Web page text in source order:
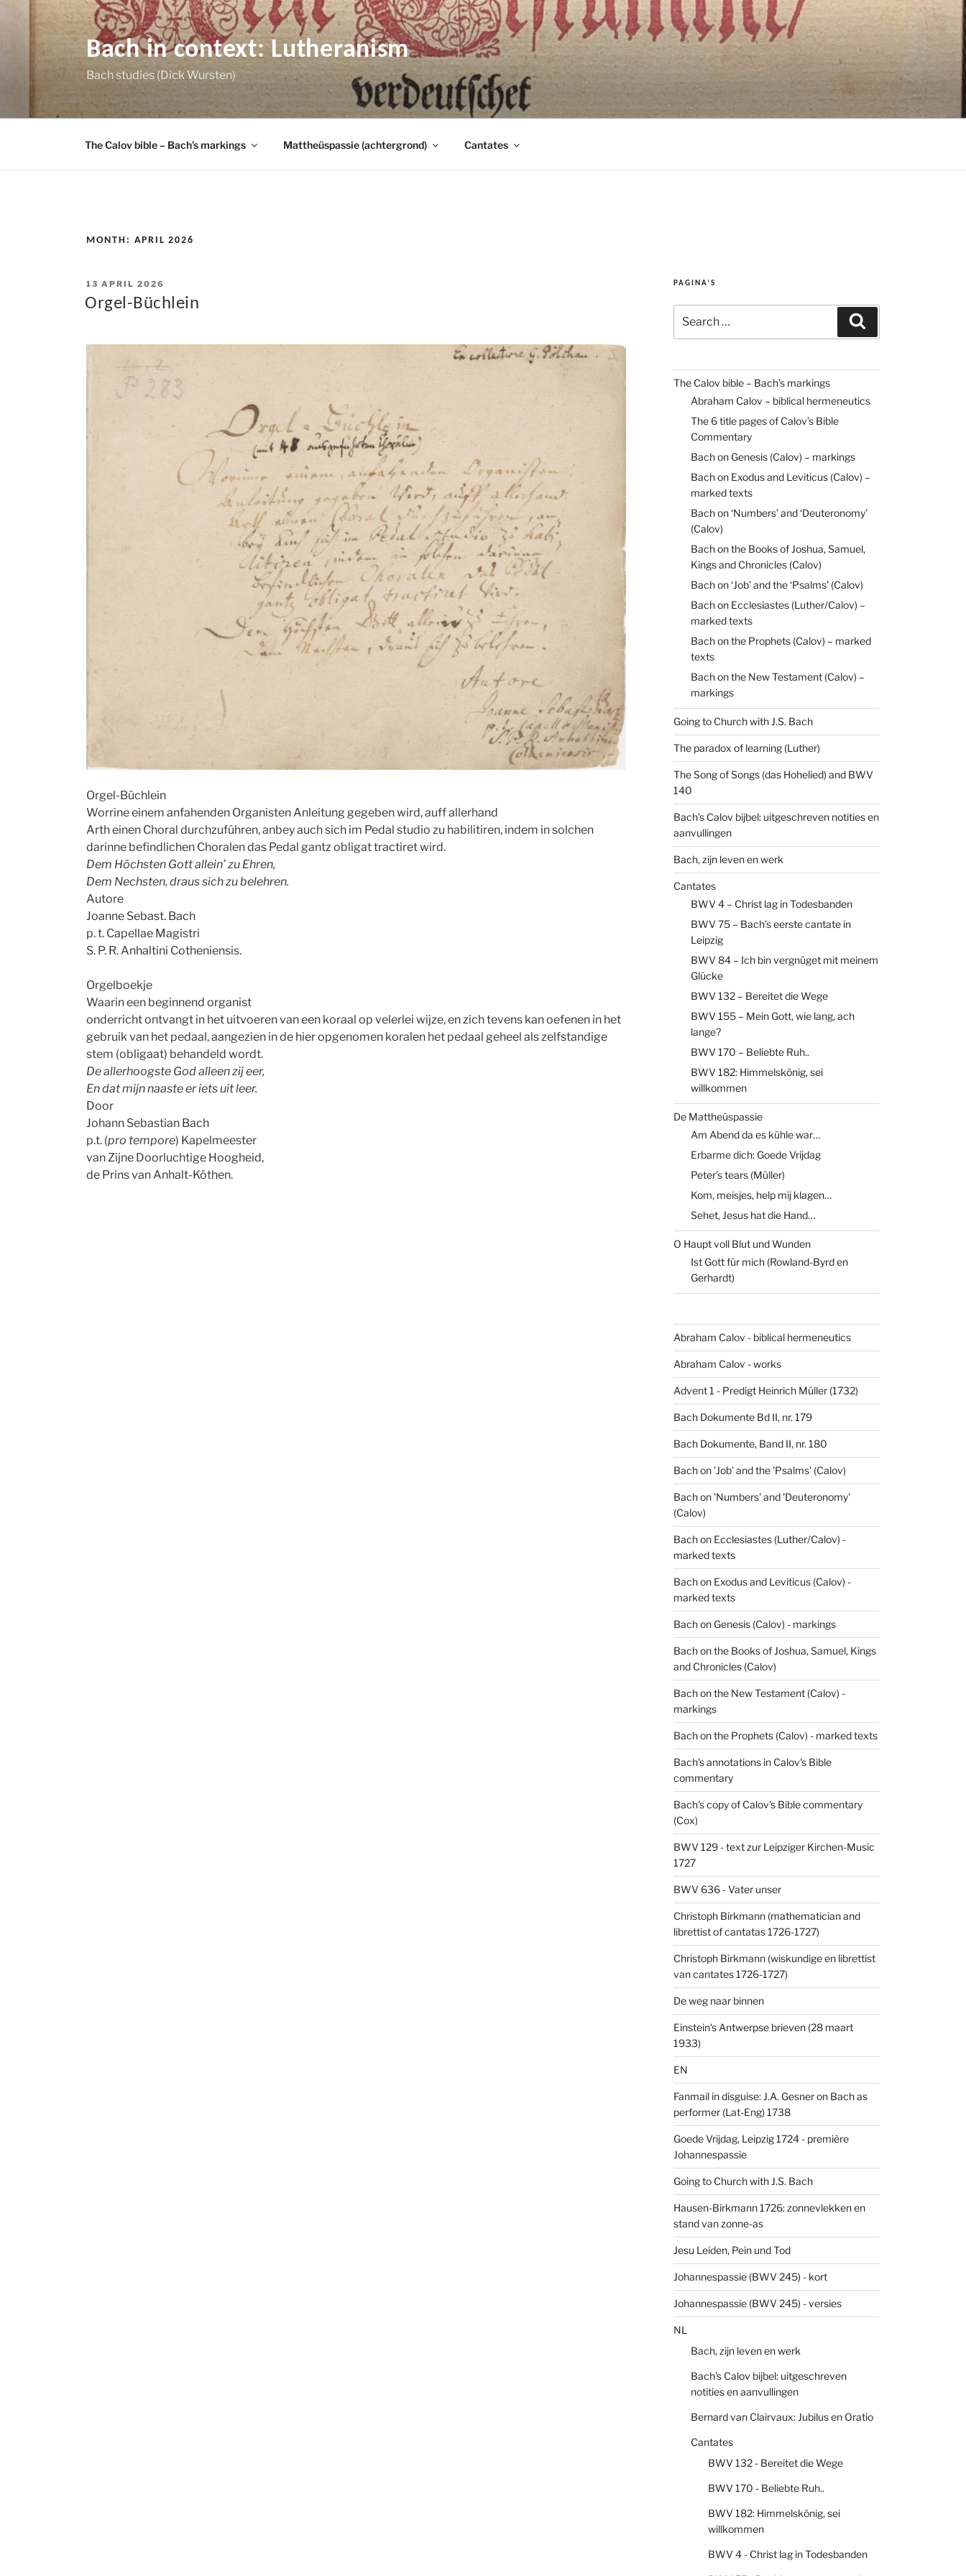
Bach in context: Lutheranism
Bach studies (Dick Wursten)
The Calov bible – Bach’s markings Mattheüspassie (achtergrond) Cantates
MONTH: APRIL 2026
POSTED
13 APRIL 2026
Orgel-Büchlein
Orgel-Büchlein
Worrine einem anfahenden Organisten Anleitung gegeben wird, auff allerhand
Arth einen Choral durchzuführen, anbey auch sich im Pedal studio zu habilitiren, indem in solchen
darinne befindlichen Choralen das Pedal gantz obligat tractiret wird.
Dem Höchsten Gott allein’ zu Ehren,
Dem Nechsten, draus sich zu belehren.
Autore
Joanne Sebast. Bach
p. t. Capellae Magistri
S. P. R. Anhaltini Cotheniensis.
Orgelboekje
Waarin een beginnend organist
onderricht ontvangt in het uitvoeren van een koraal op velerlei wijze, en zich tevens kan oefenen in het
gebruik van het pedaal, aangezien in de hier opgenomen koralen het pedaal geheel als zelfstandige
stem (obligaat) behandeld wordt.
De allerhoogste God alleen zij eer,
En dat mijn naaste er iets uit leer.
Door
Johann Sebastian Bach
p.t. (pro tempore) Kapelmeester
van Zijne Doorluchtige Hoogheid,
de Prins van Anhalt-Köthen.
PAGINA’S
for:
The Calov bible – Bach’s markings
Abraham Calov – biblical hermeneutics
The 6 title pages of Calov’s Bible
Commentary
Bach on Genesis (Calov) – markings
Bach on Exodus and Leviticus (Calov) –
marked texts
Bach on ‘Numbers’ and ‘Deuteronomy’
(Calov)
Bach on the Books of Joshua, Samuel,
Kings and Chronicles (Calov)
Bach on ‘Job’ and the ‘Psalms’ (Calov)
Bach on Ecclesiastes (Luther/Calov) –
marked texts
Bach on the Prophets (Calov) – marked
texts
Bach on the New Testament (Calov) –
markings
Going to Church with J.S. Bach
The paradox of learning (Luther)
The Song of Songs (das Hohelied) and BWV
140
Bach’s Calov bijbel: uitgeschreven notities en
aanvullingen
Bach, zijn leven en werk
Cantates
BWV 4 – Christ lag in Todesbanden
BWV 75 – Bach’s eerste cantate in
Leipzig
BWV 84 – Ich bin vergnüget mit meinem
Glücke
BWV 132 – Bereitet die Wege
BWV 155 – Mein Gott, wie lang, ach
lange?
BWV 170 – Beliebte Ruh..
BWV 182: Himmelskönig, sei
willkommen
De Mattheüspassie
Am Abend da es kühle war…
Erbarme dich: Goede Vrijdag
Peter’s tears (Müller)
Kom, meisjes, help mij klagen…
Sehet, Jesus hat die Hand…
O Haupt voll Blut und Wunden
Ist Gott für mich (Rowland-Byrd en
Gerhardt)
Abraham Calov - biblical hermeneutics
Abraham Calov - works
Advent 1 - Predigt Heinrich Müller (1732)
Bach Dokumente Bd II, nr. 179
Bach Dokumente, Band II, nr. 180
Bach on 'Job' and the 'Psalms' (Calov)
Bach on 'Numbers' and 'Deuteronomy'
(Calov)
Bach on Ecclesiastes (Luther/Calov) -
marked texts
Bach on Exodus and Leviticus (Calov) -
marked texts
Bach on Genesis (Calov) - markings
Bach on the Books of Joshua, Samuel, Kings
and Chronicles (Calov)
Bach on the New Testament (Calov) -
markings
Bach on the Prophets (Calov) - marked texts
Bach's annotations in Calov's Bible
commentary
Bach's copy of Calov's Bible commentary
(Cox)
BWV 129 - text zur Leipziger Kirchen-Music
1727
BWV 636 - Vater unser
Christoph Birkmann (mathematician and
librettist of cantatas 1726-1727)
Christoph Birkmann (wiskundige en librettist
van cantates 1726-1727)
De weg naar binnen
Einstein's Antwerpse brieven (28 maart
1933)
EN
Fanmail in disguise: J.A. Gesner on Bach as
performer (Lat-Eng) 1738
Goede Vrijdag, Leipzig 1724 - première
Johannespassie
Going to Church with J.S. Bach
Hausen-Birkmann 1726: zonnevlekken en
stand van zonne-as
Jesu Leiden, Pein und Tod
Johannespassie (BWV 245) - kort
Johannespassie (BWV 245) - versies
NL
Bach, zijn leven en werk
Bach's Calov bijbel: uitgeschreven
notities en aanvullingen
Bernard van Clairvaux: Jubilus en Oratio
Cantates
BWV 132 - Bereitet die Wege
BWV 170 - Beliebte Ruh..
BWV 182: Himmelskönig, sei
willkommen
BWV 4 - Christ lag in Todesbanden